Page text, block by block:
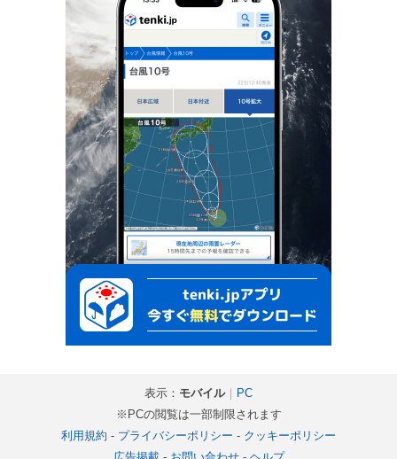
表示： モバイル｜ PC
※PCの閲覧は一部制限されます
利用規約 - プライバシーポリシー - クッキーポリシー